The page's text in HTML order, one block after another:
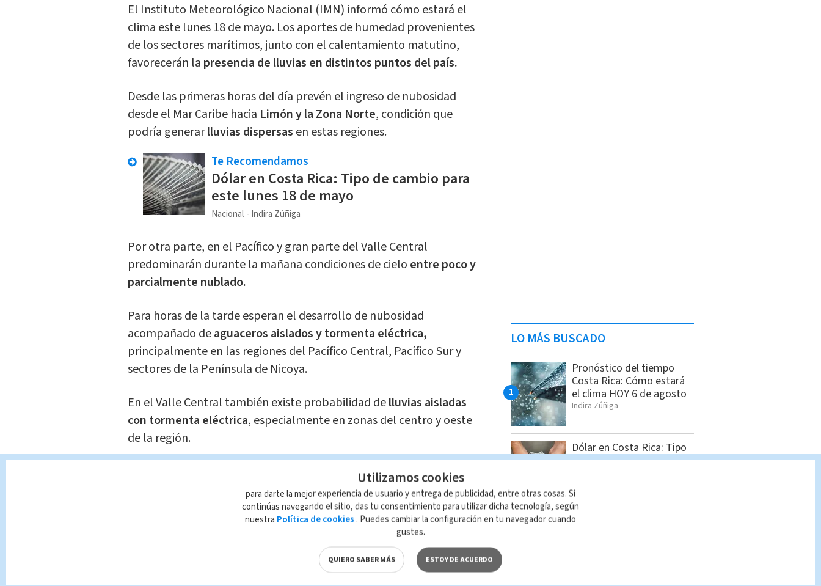
El Instituto Meteorológico Nacional (IMN) informó cómo estará el
clima este lunes 18 de mayo. Los aportes de humedad provenientes
de los sectores marítimos, junto con el calentamiento matutino,
favorecerán la presencia de lluvias en distintos puntos del país.
Desde las primeras horas del día prevén el ingreso de nubosidad
desde el Mar Caribe hacia Limón y la Zona Norte, condición que
podría generarlluvias dispersas en estas regiones.
Te Recomendamos
Dólar en Costa Rica: Tipo de cambio para
este lunes 18 de mayo
Nacional Indira Zúñiga
Por otra parte, en el Pacífico y gran parte del Valle Central
predominarán durante la mañana condiciones de cielo entre poco y
parcialmente nublado.
Para horas de la tarde esperan el desarrollo de nubosidad
acompañado deaguaceros aislados y tormenta eléctrica,
principalmente en las regiones del Pacífico Central, Pacífico Sur y
sectores de la Península de Nicoya.
En el Valle Central también existe probabilidad delluvias aisladas
con tormenta eléctrica, especialmente en zonas del centro y oeste
de la región.
Mientras tanto, en el Caribe y la Zona Norte las precipitaciones se
concentrarían principalmente en áreasmontañosas durante el
parcialmente
nubladas en gran parte del territorio nacional,aunque no se
descartan lluvias dispersas en sectores costeros del Pacífico.
LO MÁS BUSCADO
Pronóstico del tiempo
Costa Rica: Cómo estará
el clima HOY 6 de agosto
Indira Zúñiga
Dólar en Costa Rica: Tipo
de cambio para este
Influencer mexicano es
Utilizamos cookies
para darte la mejor experiencia de usuario y entrega de publicidad, entre otras cosas. Si
continúas navegando el sitio, das tu consentimiento para utilizar dicha tecnología, según
nuestra Política de cookies . Puedes cambiar la configuración en tu navegador cuando
gustes.
QUIERO SABER MÁS ESTOY DE ACUERDO